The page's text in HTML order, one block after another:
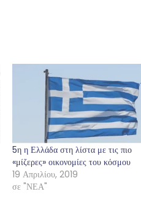
5η η Ελλάδα στη λίστα με τις πιο
«μίζερες» οικονομίες του κόσμου
19 Απριλίου, 2019
σε "ΝΕΑ"